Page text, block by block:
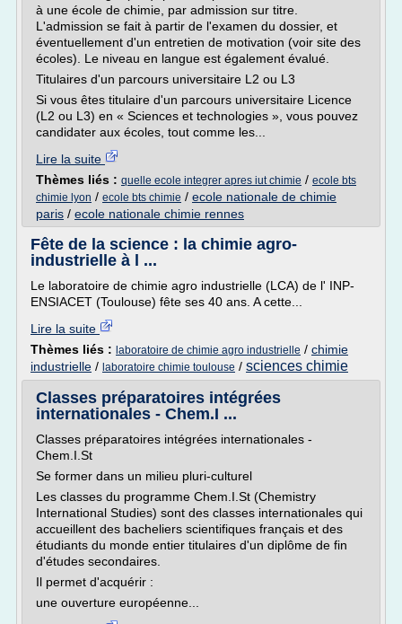
à une école de chimie, par admission sur titre.
L'admission se fait à partir de l'examen du dossier, et
éventuellement d'un entretien de motivation (voir site des
écoles). Le niveau en langue est également évalué.
Titulaires d'un parcours universitaire L2 ou L3
Si vous êtes titulaire d'un parcours universitaire Licence
(L2 ou L3) en « Sciences et technologies », vous pouvez
candidater aux écoles, tout comme les...
Lire la suite
Thèmes liés : quelle ecole integrer apres iut chimie / ecole bts
chimie lyon / ecole bts chimie / ecole nationale de chimie
paris / ecole nationale chimie rennes
Fête de la science : la chimie agro-
industrielle à l ...
Le laboratoire de chimie agro industrielle (LCA) de l' INP-
ENSIACET (Toulouse) fête ses 40 ans. A cette...
Lire la suite
Thèmes liés : laboratoire de chimie agro industrielle / chimie
industrielle / laboratoire chimie toulouse / sciences chimie
Classes préparatoires intégrées
internationales - Chem.I ...
Classes préparatoires intégrées internationales -
Chem.I.St
Se former dans un milieu pluri-culturel
Les classes du programme Chem.I.St (Chemistry
International Studies) sont des classes internationales qui
accueillent des bacheliers scientifiques français et des
étudiants du monde entier titulaires d'un diplôme de fin
d'études secondaires.
Il permet d'acquérir :
une ouverture européenne...